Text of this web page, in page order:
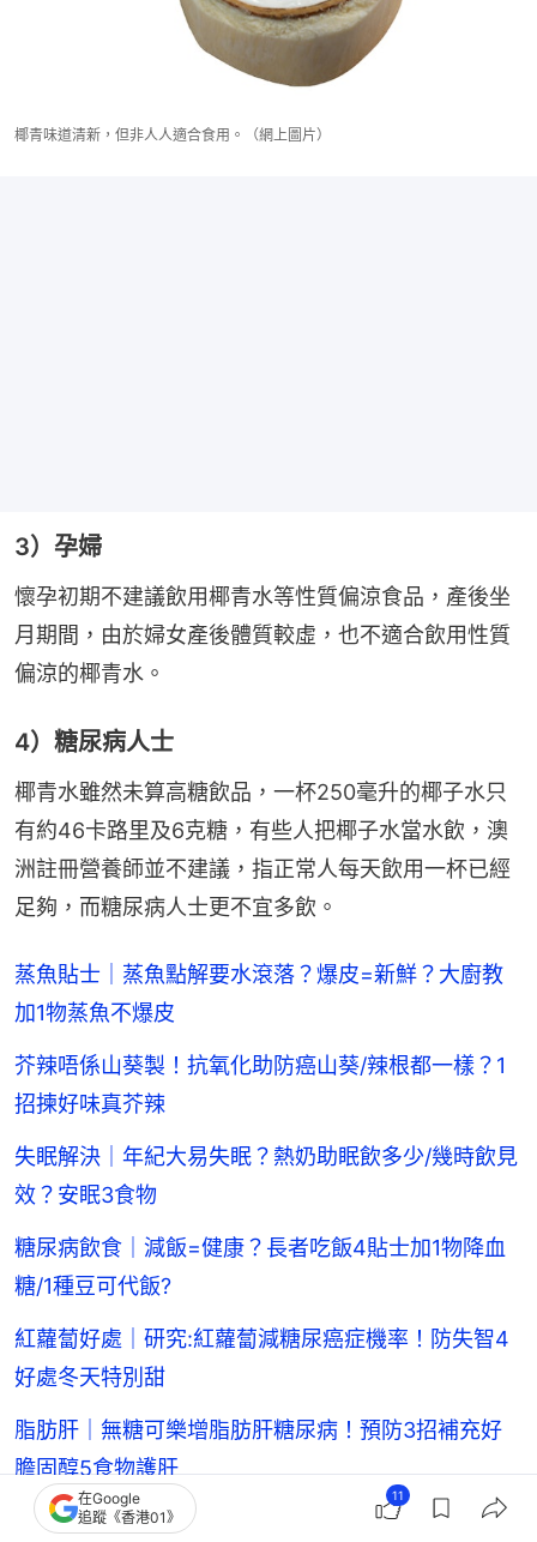
椰青味道清新，但非人人適合食用。（網上圖片）
3）孕婦
懷孕初期不建議飲用椰青水等性質偏涼食品，產後坐
月期間，由於婦女產後體質較虛，也不適合飲用性質
偏涼的椰青水。
4）糖尿病人士
椰青水雖然未算高糖飲品，一杯250毫升的椰子水只
有約46卡路里及6克糖，有些人把椰子水當水飲，澳
洲註冊營養師並不建議，指正常人每天飲用一杯已經
足夠，而糖尿病人士更不宜多飲。
蒸魚貼士｜蒸魚點解要水滾落？爆皮=新鮮？大廚教
加1物蒸魚不爆皮
芥辣唔係山葵製！抗氧化助防癌山葵/辣根都一樣？1
招揀好味真芥辣
失眠解決｜年紀大易失眠？熱奶助眠飲多少/幾時飲見
效？安眠3食物
糖尿病飲食｜減飯=健康？長者吃飯4貼士加1物降血
糖/1種豆可代飯?
紅蘿蔔好處｜研究:紅蘿蔔減糖尿癌症機率！防失智4
好處冬天特別甜
脂肪肝｜無糖可樂增脂肪肝糖尿病！預防3招補充好
膽固醇5食物護肝
黃斑病變｜最年輕患者15歲！糖尿病屬高危 醫生教日
在Google
追蹤《香港01》
11